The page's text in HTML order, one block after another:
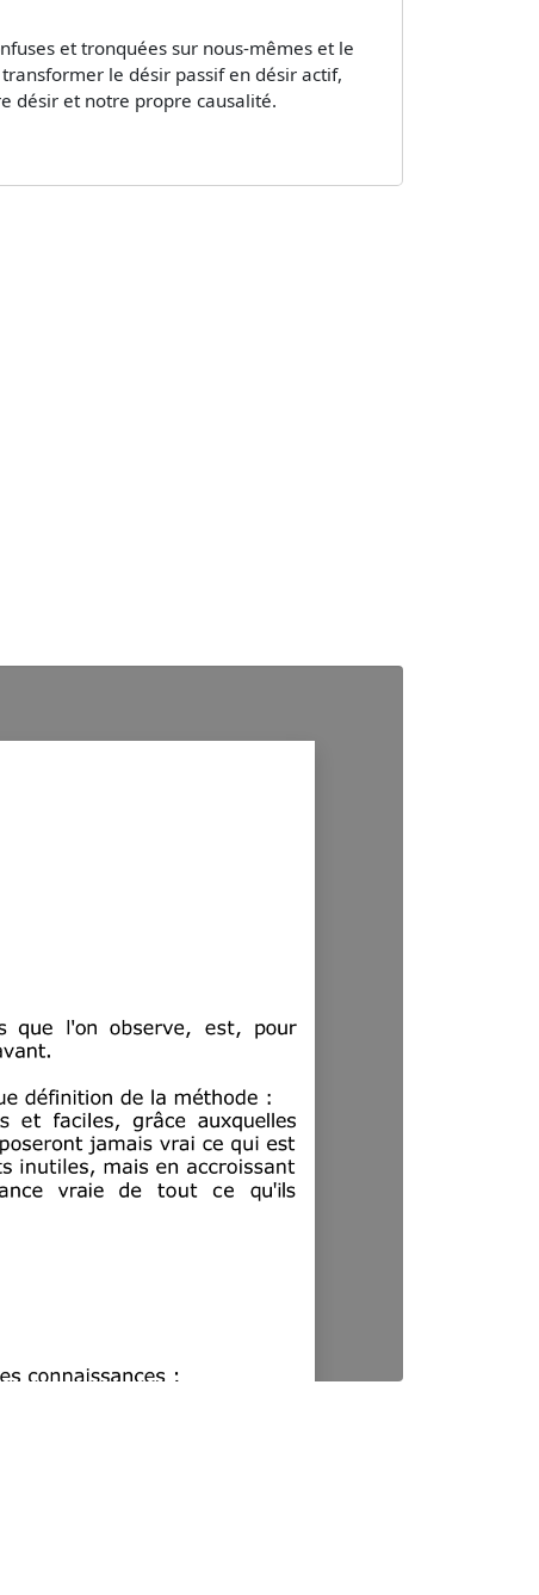
et tronquées sur nous-mêmes et le
le désir passif en désir actif,
désir et notre propre causalité.